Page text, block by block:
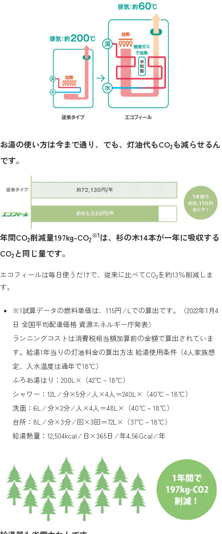
お湯の使い方は今まで通り、でも、灯油代もCO2も減らせるん
です。
年間CO2削減量197kg-CO2
※1は、杉の木14本が一年に吸収する
CO2 と同じ量です。
エコフィールは毎日使うだけで、従来に比べてCO2を約13％削減しま
す。
※1試算データの燃料単価は、115円 ⁄ Lでの算出です。（2022年1月4
日 全国平均配達価格 資源エネルギー庁発表）
ランニングコストは消費税相当額加算前の金額で算出されていま
す。給湯1年当りの灯油料金の算出方法 給湯使用条件（4人家族想
定、入水温度は通年で18℃）
ふろお湯はり：200L×（42℃－18℃）
シャワー：12L ⁄ 分×5分 ⁄ 人×4人＝240L×（40℃－18℃）
洗面：6L ⁄ 分×2分 ⁄ 人×4人＝48L×（40℃－18℃）
台所：8L ⁄ 分×3分 ⁄ 回×3回＝72L×（37℃－18℃）
給湯熱量：12,504kcal ⁄ 日×365日 ⁄ 年4.56Gcal ⁄ 年